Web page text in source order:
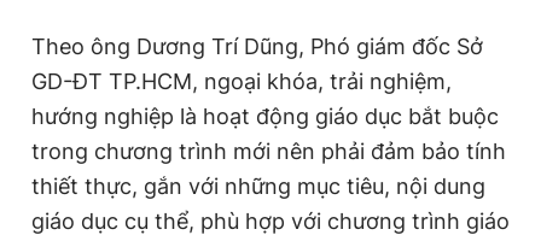
Theo ông Dương Trí Dũng, Phó giám đốc Sở
GD-ĐT TP.HCM, ngoại khóa, trải nghiệm,
hướng nghiệp là hoạt động giáo dục bắt buộc
trong chương trình mới nên phải đảm bảo tính
thiết thực, gắn với những mục tiêu, nội dung
giáo dục cụ thể, phù hợp với chương trình giáo